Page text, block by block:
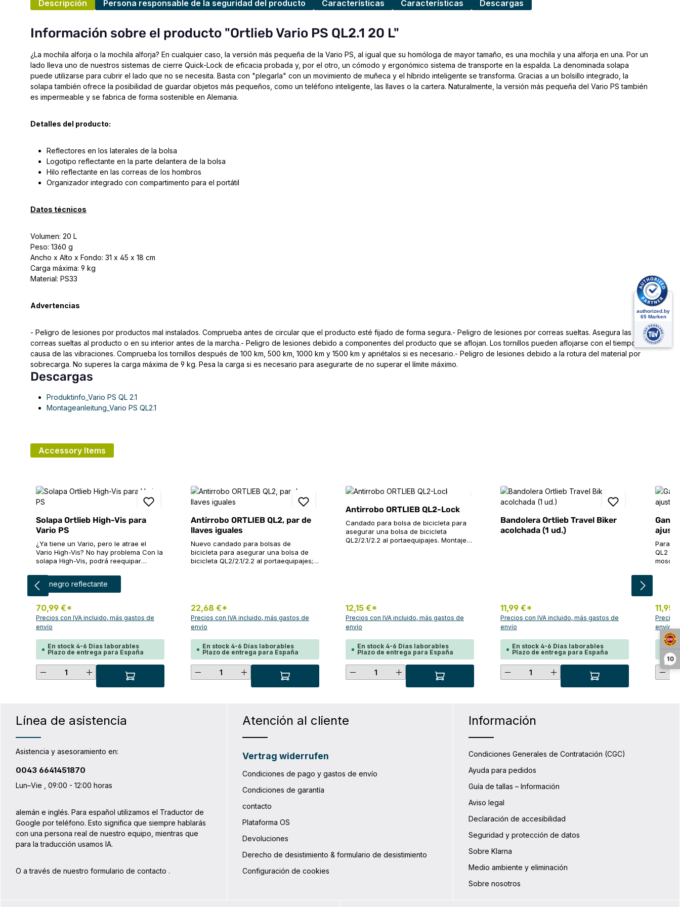
10
Descripción Persona responsable de la seguridad del producto Características Características Descargas
Información sobre el producto "Ortlieb Vario PS QL2.1 20 L"
¿La mochila alforja o la mochila alforja? En cualquier caso, la versión más pequeña de la Vario PS, al igual que su homóloga de mayor tamaño, es una mochila y una alforja en una. Por un
lado lleva uno de nuestros sistemas de cierre Quick-Lock de eficacia probada y, por el otro, un cómodo y ergonómico sistema de transporte en la espalda. La denominada solapa
puede utilizarse para cubrir el lado que no se necesita. Basta con "plegarla" con un movimiento de muñeca y el híbrido inteligente se transforma. Gracias a un bolsillo integrado, la
solapa también ofrece la posibilidad de guardar objetos más pequeños, como un teléfono inteligente, las llaves o la cartera. Naturalmente, la versión más pequeña del Vario PS también
es impermeable y se fabrica de forma sostenible en Alemania.
Detalles del producto:
Reflectores en los laterales de la bolsa
Logotipo reflectante en la parte delantera de la bolsa
Hilo reflectante en las correas de los hombros
Organizador integrado con compartimento para el portátil
Datos técnicos
Volumen: 20 L
Peso: 1360 g
Ancho x Alto x Fondo: 31 x 45 x 18 cm
Carga máxima: 9 kg
Material: PS33
Advertencias
- Peligro de lesiones por productos mal instalados. Comprueba antes de circular que el producto esté fijado de forma segura.- Peligro de lesiones por correas sueltas. Asegura las
correas sueltas al producto o en su interior antes de la marcha.- Peligro de lesiones debido a componentes del producto que se aflojan. Los tornillos pueden aflojarse con el tiempo a
causa de las vibraciones. Comprueba los tornillos después de 100 km, 500 km, 1000 km y 1500 km y apriétalos si es necesario.- Peligro de lesiones debido a la rotura del material por
sobrecarga. No superes la carga máxima de 9 kg. Pesa la carga si es necesario para asegurarte de no superar el límite máximo.
Descargas
Produktinfo_Vario PS QL 2.1
Montageanleitung_Vario PS QL2.1
Accessory Items
Solapa Ortlieb High-Vis para
Vario PS
¿Ya tiene un Vario, pero le atrae el
Vario High-Vis? No hay problema Con la
solapa High-Vis, podrá reequipar
auténtico héroe de la oscuridad. Por
supuesto, la solapa High-Vis es igual de
práctica que todas las demás solapas
Vario, independientemente del color y
del sistema de cierre: un bolsillo
integrado proporciona espacio de
almacenamiento adicional y un bolsillo
exterior con cremallera ofrece espacio
para objetos más pequeños, como un
teléfono inteligente o las llaves. La
conversión es muy sencilla El proceso
completo se describe claramente en las
instrucciones.
Seleccione
Color
negro reflectante
70,99 €*
Precios con IVA incluido, más gastos de
envío
En stock 4-6 Días laborables
Plazo de entrega para España
Cantidad del producto: introduce la cantidad deseada o usa los botones para aumentar o disminuir la cantidad.
Antirrobo ORTLIEB QL2, par de
llaves iguales
Nuevo candado para bolsas de
bicicleta para asegurar una bolsa de
bicicleta QL2/2.1/2.2 al portaequipajes;
combinación con el E124/E125 también
es adecuado para asegurar contra el
acceso rápido al contenido de una
bolsa de scooter o para asegurar un
casco. Entrega: dos candados con
cerraduras de igual llave
22,68 €*
Precios con IVA incluido, más gastos de
envío
En stock 4-6 Días laborables
Plazo de entrega para España
Cantidad del producto: introduce la cantidad deseada o usa los botones para
Antirrobo ORTLIEB QL2-Lock
Candado para bolsa de bicicleta para
asegurar una bolsa de bicicleta
QL2/2.1/2.2 al portaequipajes. Montaje
para asegurar un casco
12,15 €*
Precios con IVA incluido, más gastos de
envío
En stock 4-6 Días laborables
Plazo de entrega para España
Cantidad del producto: introduce la cantidad deseada o
Bandolera Ortlieb Travel Biker
acolchada (1 ud.)
11,99 €*
Precios con IVA incluido, más gastos de
envío
En stock 4-6 Días laborables
Plazo de entrega para España
Cantidad del producto:
Para
QL2 y
insertos).
QL2.1
11,95
Precios
envío
En
Línea de asistencia
Asistencia y asesoramiento en:
0043 6641451870
Lun–Vie , 09:00 - 12:00 horas
alemán e inglés. Para español utilizamos el Traductor de
Google por teléfono. Esto significa que siempre hablarás
con una persona real de nuestro equipo, mientras que
para la traducción usamos IA.
O a través de nuestro formulario de contacto .
Atención al cliente
Vertrag widerrufen
Condiciones de pago y gastos de envío
Condiciones de garantía
contacto
Plataforma OS
Devoluciones
Derecho de desistimiento & formulario de desistimiento
Configuración de cookies
Información
Condiciones Generales de Contratación (CGC)
Ayuda para pedidos
Guía de tallas – Información
Aviso legal
Declaración de accesibilidad
Seguridad y protección de datos
Sobre Klarna
Medio ambiente y eliminación
Sobre nosotros